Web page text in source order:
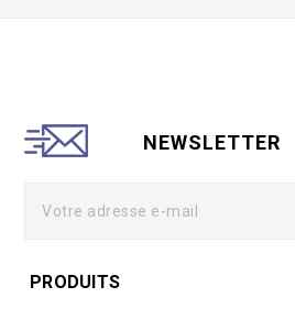
NEWSLETTER
PRODUITS